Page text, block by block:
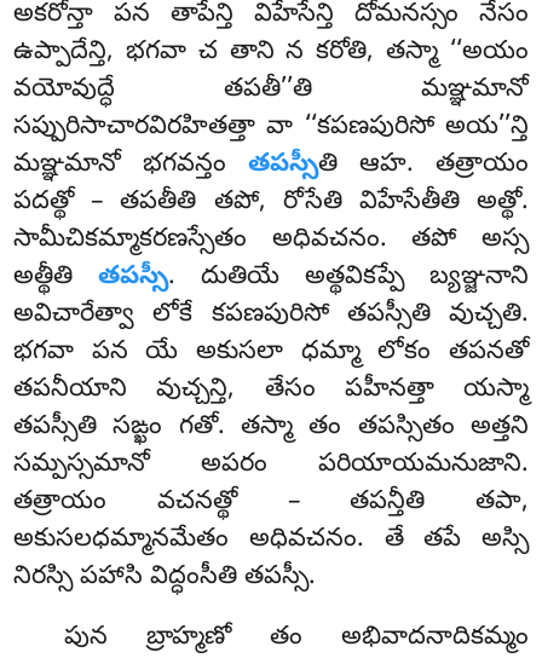
అకరోన్తా పన తాపేన్తి విహేసేన్తి దోమనస్సం నేసం
ఉప్పాదేన్తి, భగవా చ తాని న కరోతి, తస్మా ‘‘అయం
వయోవుద్ధే తపతీ’’తి మఞ్ఞమానో
సప్పురిసాచారవిరహితత్తా వా ‘‘కపణపురిసో అయ’’న్తి
మఞ్ఞమానో భగవన్తం తపస్సీతి ఆహ. తత్రాయం
పదత్థో – తపతీతి తపో, రోసేతి విహేసేతీతి అత్థో.
సామీచికమ్మాకరణస్సేతం అధివచనం. తపో అస్స
అత్థీతితపస్సీ. దుతియే అత్థవికప్పే బ్యఞ్జనాని
అవిచారేత్వా లోకే కపణపురిసో తపస్సీతి వుచ్చతి.
భగవా పన యే అకుసలా ధమ్మా లోకం తపనతో
తపనీయాని వుచ్చన్తి, తేసం పహీనత్తా యస్మా
తపస్సీతి సఙ్ఖం గతో. తస్మా తం తపస్సితం అత్తని
సమ్పస్సమానో అపరం పరియాయమనుజాని.
తత్రాయం వచనత్థో – తపన్తీతి తపా,
అకుసలధమ్మానమేతం అధివచనం. తే తపే అస్సి
నిరస్సి పహాసి విద్ధంసీతి తపస్సీ.
పున బ్రాహ్మణో తం అభివాదనాదికమ్మం